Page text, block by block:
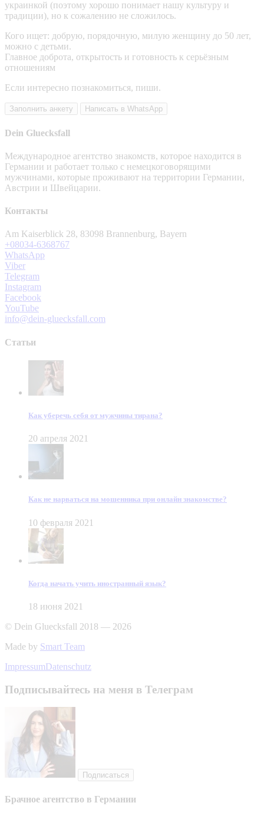
украинкой (поэтому хорошо понимает нашу культуру и
традиции), но к сожалению не сложилось.
Кого ищет: добрую, порядочную, милую женщину до 50 лет,
можно с детьми.
Главное доброта, открытость и готовность к серьёзным
отношениям
Если интересно познакомиться, пиши.
Заполнить анкету Написать в WhatsApp
Dein Gluecksfall
Международное агентство знакомств, которое находится в
Германии и работает только с немецкоговорящими
мужчинами, которые проживают на территории Германии,
Австрии и Швейцарии.
Контакты
Am Kaiserblick 28, 83098 Brannenburg, Bayern
+08034-6368767
WhatsApp
Viber
Telegram
Instagram
Facebook
YouTube
info@dein-gluecksfall.com
Статьи
Как уберечь себя от мужчины тирана?
20 апреля 2021
Как не нарваться на мошенника при онлайн знакомстве?
10 февраля 2021
Когда начать учить иностранный язык?
18 июня 2021
© Dein Gluecksfall 2018 — 2026
Made by Smart Team
ImpressumDatenschutz
Подписывайтесь на меня в Телеграм
Подписаться
Брачное агентство в Германии